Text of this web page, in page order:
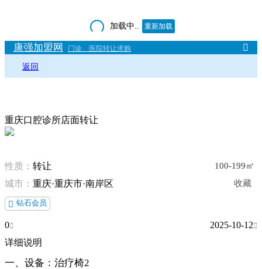
加载中.. 重新加载
康强加盟网 门诊、医院转让求购 
返回
重庆口腔诊所店面转让
性质： 转让 100-199㎡
城市： 重庆·重庆市·南岸区 收藏
 钻石会员
0 2025-10-12
详细说明
一、设备：治疗椅2